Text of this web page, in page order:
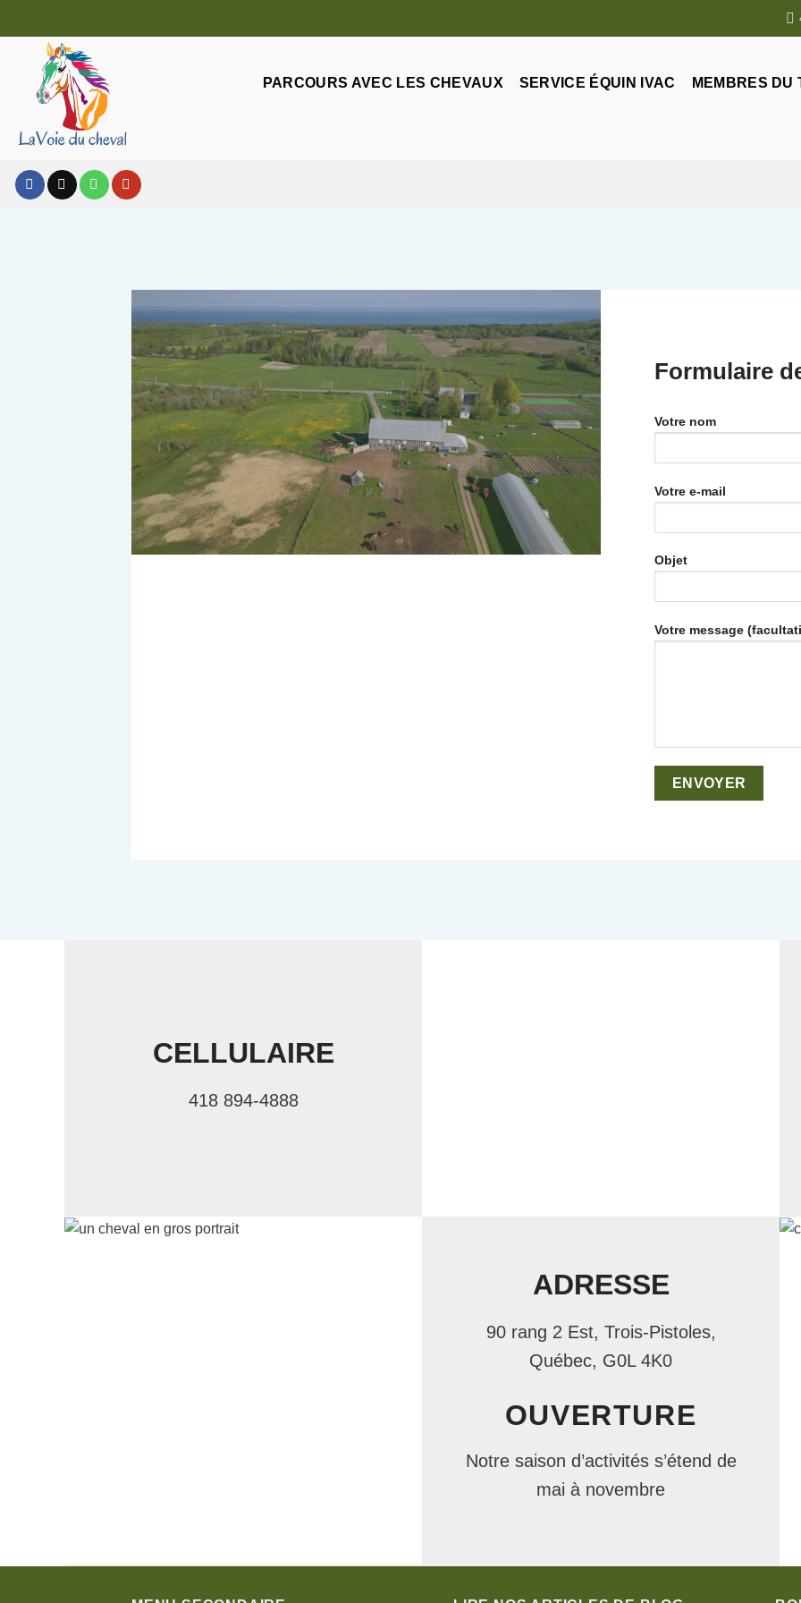
contenu
PARCOURS AVEC LES CHEVAUX SERVICE ÉQUIN IVAC MEMBRES DU
Formulaire
Votre nom
Votre e-mail
Objet
Votre message
CELLULAIRE
418 894-4888
ADRESSE
90 rang 2 Est, Trois-Pistoles,
Québec, G0L 4K0
OUVERTURE
Notre saison d’activités s’étend de
mai à novembre